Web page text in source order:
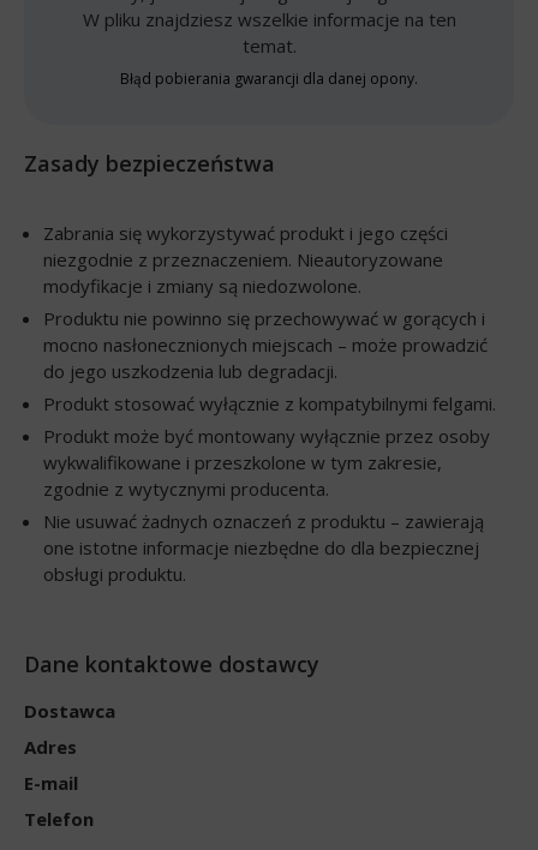
W pliku znajdziesz wszelkie informacje na ten
temat.
Błąd pobierania gwarancji dla danej opony.
Zasady bezpieczeństwa
Zabrania się wykorzystywać produkt i jego części
niezgodnie z przeznaczeniem. Nieautoryzowane
modyfikacje i zmiany są niedozwolone.
Produktu nie powinno się przechowywać w gorących i
mocno nasłonecznionych miejscach – może prowadzić
do jego uszkodzenia lub degradacji.
Produkt stosować wyłącznie z kompatybilnymi felgami.
Produkt może być montowany wyłącznie przez osoby
wykwalifikowane i przeszkolone w tym zakresie,
zgodnie z wytycznymi producenta.
Nie usuwać żadnych oznaczeń z produktu – zawierają
one istotne informacje niezbędne do dla bezpiecznej
obsługi produktu.
Dane kontaktowe dostawcy
Dostawca
Adres
E-mail
Telefon